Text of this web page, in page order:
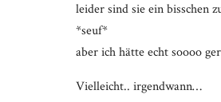
leider sind sie ein bisschen
*seuf*
aber ich hätte echt soooo
Vielleicht.. irgendwann…